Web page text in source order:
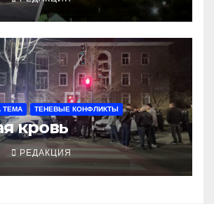
ТЕМА ТЕНЕВЫЕ КОНФЛИКТЫ
кровь
РЕДАКЦИЯ